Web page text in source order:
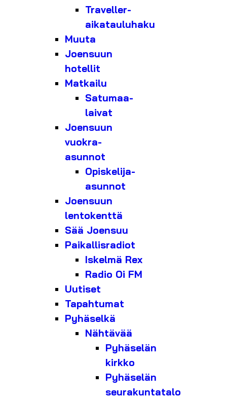
Traveller-
aikatauluhaku
Muuta
Joensuun
hotellit
Matkailu
Satumaa-
laivat
Joensuun
vuokra-
asunnot
Opiskelija-
asunnot
Joensuun
lentokenttä
Sää Joensuu
Paikallisradiot
Iskelmä Rex
Radio Oi FM
Uutiset
Tapahtumat
Pyhäselkä
Nähtävää
Pyhäselän
kirkko
Pyhäselän
seurakuntatalo